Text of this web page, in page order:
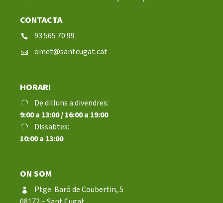
CONTACTA
93 565 70 99
omet@santcugat.cat
HORARI
De dilluns a divendres:
9:00 a 13:00 / 16:00 a 19:00
Dissabtes:
10:00 a 13:00
ON SOM
Ptge. Baró de Coubertin, 5